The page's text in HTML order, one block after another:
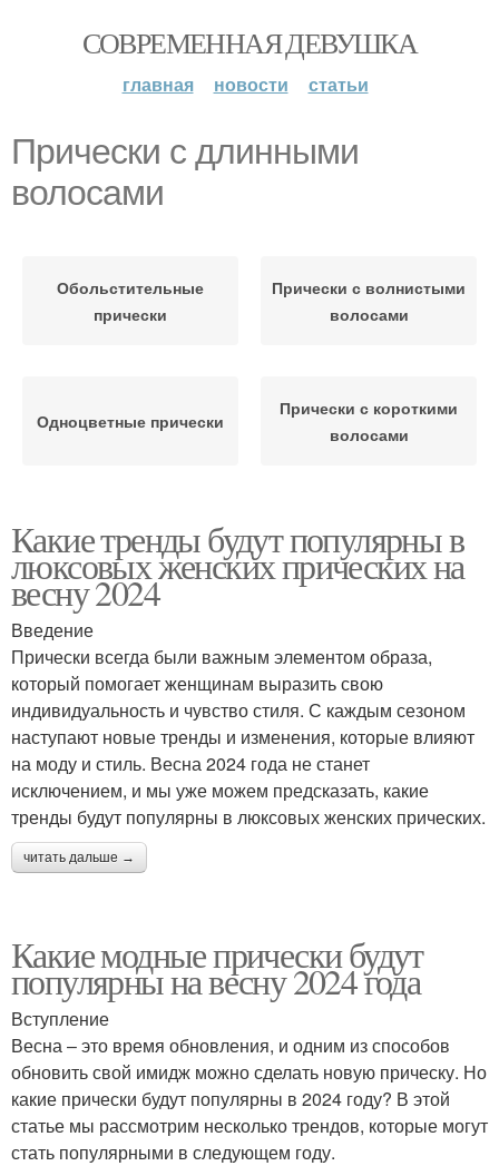
СОВРЕМЕННАЯ ДЕВУШКА
главная новости статьи
Прически с длинными
волосами
Обольстительные
прически
Прически с волнистыми
волосами
Одноцветные прически
Прически с короткими
волосами
Какие тренды будут популярны в
люксовых женских прических на
весну 2024
Введение
Прически всегда были важным элементом образа,
который помогает женщинам выразить свою
индивидуальность и чувство стиля. С каждым сезоном
наступают новые тренды и изменения, которые влияют
на моду и стиль. Весна 2024 года не станет
исключением, и мы уже можем предсказать, какие
тренды будут популярны в люксовых женских прических.
читать дальше →
Какие модные прически будут
популярны на весну 2024 года
Вступление
Весна – это время обновления, и одним из способов
обновить свой имидж можно сделать новую прическу. Но
какие прически будут популярны в 2024 году? В этой
статье мы рассмотрим несколько трендов, которые могут
стать популярными в следующем году.